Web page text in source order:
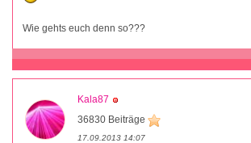
Wie gehts euch denn so???
Kala87
36830 Beiträge
17.09.2013 14:07